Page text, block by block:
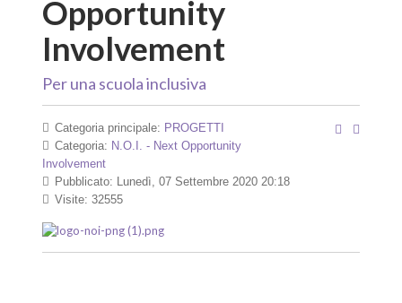
Opportunity
Involvement
Per una scuola inclusiva
Categoria principale: PROGETTI
Categoria: N.O.I. - Next Opportunity
Involvement
Pubblicato: Lunedì, 07 Settembre 2020 20:18
Visite: 32555